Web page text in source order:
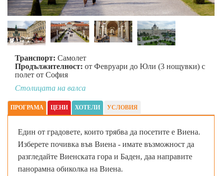
Транспорт: Самолет
Продължителност: от Февруари до Юли (3 нощувки) с
полет от София
Столицата на валса
ПРОГРАМА ЦЕНИ ХОТЕЛИ УСЛОВИЯ
Един от градовете, които трябва да посетите е Виена.
Изберете почивка във Виена - имате възможност да
разгледайте Виенската гора и Баден, даа направите
панорамна обиколка на Виена.